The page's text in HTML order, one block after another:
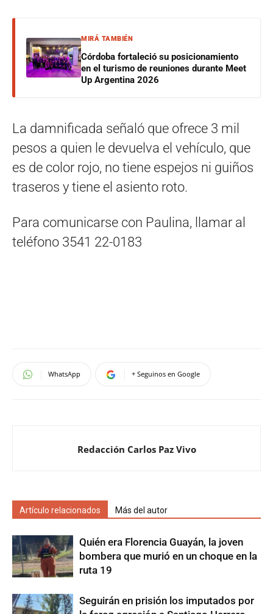
MIRÁ TAMBIÉN
Córdoba fortaleció su posicionamiento
en el turismo de reuniones durante Meet
Up Argentina 2026
La damnificada señaló que ofrece 3 mil
pesos a quien le devuelva el vehículo, que
es de color rojo, no tiene espejos ni guiños
traseros y tiene el asiento roto.
Para comunicarse con Paulina, llamar al
teléfono 3541 22-0183
WhatsApp + Seguinos en Google
Redacción Carlos Paz Vivo
Artículo relacionados Más del autor
Quién era Florencia Guayán, la joven
bombera que murió en un choque en la
ruta 19
Seguirán en prisión los imputados por